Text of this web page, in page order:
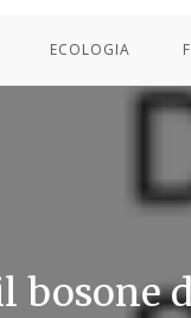
ECOLOGIA
bosone